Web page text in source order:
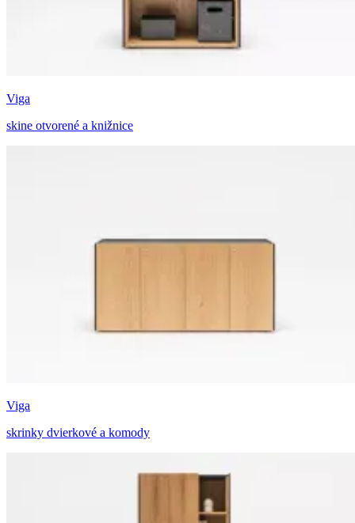
Viga
skine otvorené a knižnice
Viga
skrinky dvierkové a komody